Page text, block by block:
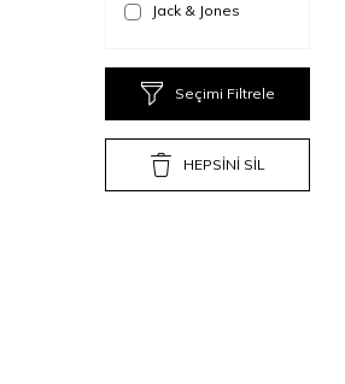
31/29
31/32
31/34
32
Jack & Jones
Seçimi Filtrele
HEPSİNİ SİL